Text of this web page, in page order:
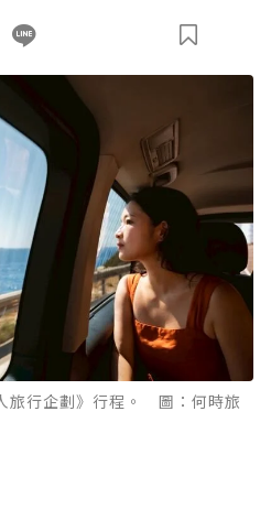
：0點；前往 購買點數
旅行企劃》行程。 圖：何時旅